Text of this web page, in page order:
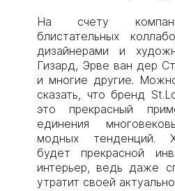
На счету
блистательных
дизайнерами и
Гизард, Эрве ван дер
и многие другие.
сказать, что бренд
это прекрасный
единения
модных тенденций.
будет прекрасной
интерьер, ведь даже
утратит своей